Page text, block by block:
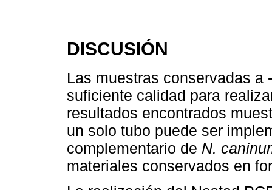
DISCUSIÓN
Las muestras conservadas a
suficiente calidad para
resultados encontrados
un solo tubo puede ser
complementario de N.
materiales conservados en